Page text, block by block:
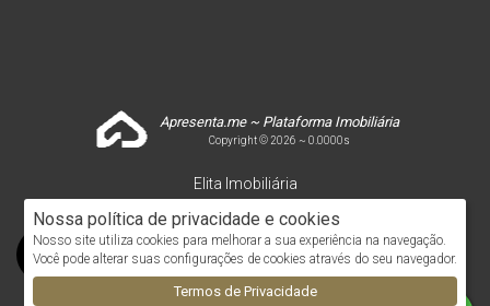
Nossa política de privacidade e cookies
Nosso site utiliza cookies para melhorar a sua experiência na navegação.
Você pode alterar suas configurações de cookies através do seu navegador.
Termos de Privacidade
Apresenta.me ~ Plataforma Imobiliária
Copyright © 2026 ~ 0.0000s
Elita Imobiliária